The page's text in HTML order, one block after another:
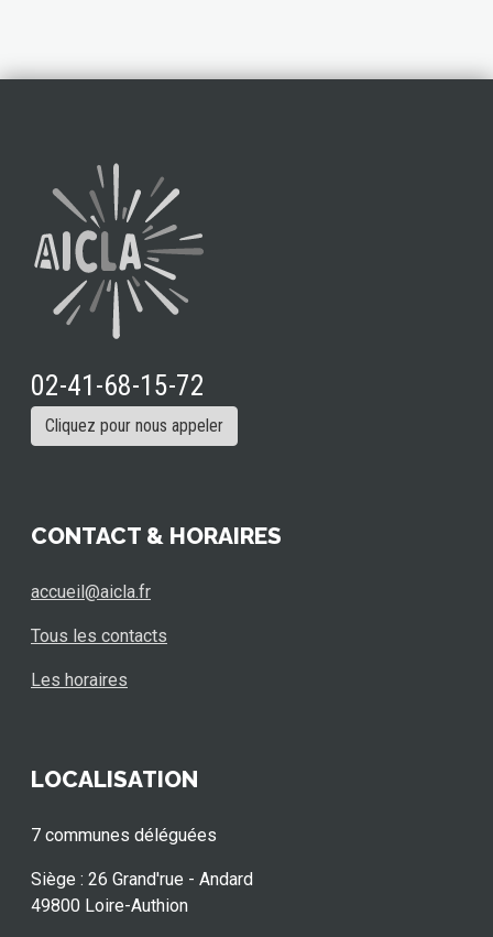
02-41-68-15-72
Cliquez pour nous appeler
CONTACT & HORAIRES
accueil@aicla.fr
Tous les contacts
Les horaires
LOCALISATION
7 communes déléguées
Siège : 26 Grand'rue - Andard
49800 Loire-Authion